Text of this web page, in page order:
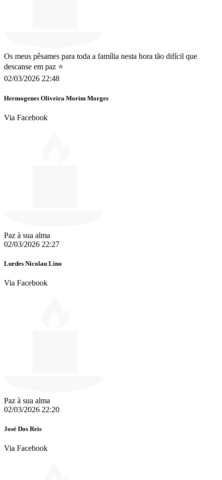
Os meus pêsames para toda a família nesta hora tão difícil que
descanse em paz ️️⭐
02/03/2026 22:48
Hermogenes Oliveira Morim Morges
Via Facebook
Paz à sua alma
02/03/2026 22:27
Lurdes Nicolau Lino
Via Facebook
Paz à sua alma
02/03/2026 22:20
José Dos Reis
Via Facebook